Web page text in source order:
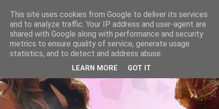
This site uses cookies from Google to deliver its services
and to analyze traffic. Your IP address and user-agent are
shared with Google along with performance and security
metrics to ensure quality of service, generate usage
statistics, and to detect and address abuse.
LEARN MORE GOT IT